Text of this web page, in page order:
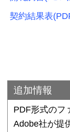
契約結果表
追加情報
PDF形式のフ
Adobe社が提